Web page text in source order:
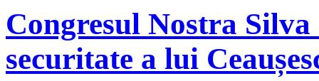
Congresul Nostra
securitate a lui